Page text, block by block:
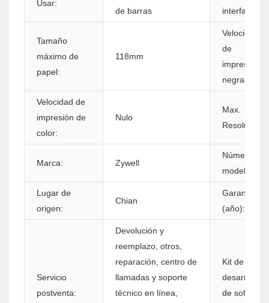
Usar:
de barras
interfaz:
Tamaño
máximo de
papel:
118mm
Velocidad
de
impresión
negra:
Velocidad de
impresión de
color:
Nulo
Max.
Resolución:
Marca: Zywell
Número de
modelo:
Lugar de
origen:
Chian
Garantía
(año):
Servicio
postventa:
Devolución y
reemplazo, otros,
reparación, centro de
llamadas y soporte
técnico en línea,
Kit de
desarrollo
de software